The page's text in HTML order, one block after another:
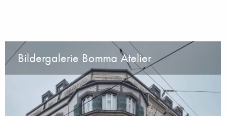
Bildergalerie Bomma Atelier